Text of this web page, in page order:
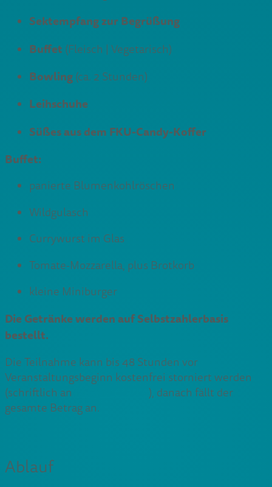
Sektempfang zur Begrüßung
Buffet (Fleisch | Vegetarisch)
Bowling (ca. 2 Stunden)
Leihschuhe
Süßes aus dem FKU-Candy-Koffer
Buffet:
panierte Blumenkohlröschen
Wildgulasch
Currywurst im Glas
Tomate-Mozzarella, plus Brotkorb
kleine Miniburger
Die Getränke werden auf Selbstzahlerbasis
bestellt.
Die Teilnahme kann bis 48 Stunden vor
Veranstaltungsbeginn kostenfrei storniert werden
(schriftlich an
), danach fällt der
gesamte Betrag an.
Ablauf